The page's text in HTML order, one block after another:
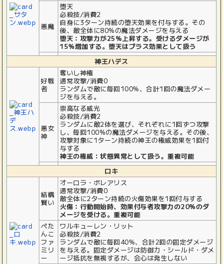
悪魔
堕天
必殺技/消費2
自身に3ターン持続の堕天効果を付与する。その
後、敵全体に80%の魔法ダメージを与える
堕天：攻撃力が25%上昇する。受けるダメージが
15%増加する。堕天はプラス効果として扱う
神王ハデス
好戦
者
奪いし神権
通常攻撃/消費0
ランダムで敵に毎回100%、合計1回の魔法ダメー
ジを与える。
悪女
神
崇高なる威光
必殺技/消費2
ランダムに敵2体を選び、それぞれに1回ずつ攻撃
し、毎回100%の魔法ダメージを与える。その後、
攻撃対象に1ターン持続の神王の権威効果を1回付
与する
神王の権威：状態異常として扱う。重複可能
ロキ
結構
賢い
オーロラ・ボレアリス
通常攻撃/消費0
敵全体に2ターン持続の火傷効果を1回付与する
火傷：行動開始時、効果付与者攻撃力の20%のダ
メージを受ける。重複可能
ぺた
んこ
ファ
ミリ
ー
ワルキューレン・リット
必殺技/消費2
ランダムで敵に毎回40%、合計2回の固定ダメージ
を与える。固定ダメージは防御力・シールド・ダメ
ージ抵抗を無視するが、会心は発生しない